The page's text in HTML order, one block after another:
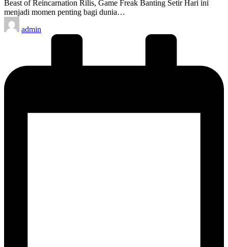
Beast of Reincarnation Rilis, Game Freak Banting Setir Hari ini
menjadi momen penting bagi dunia…
Posted
by
admin